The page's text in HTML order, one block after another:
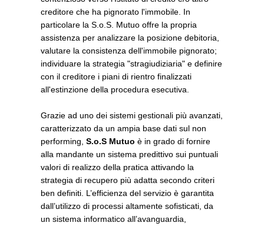
creditore che ha pignorato l'immobile. In
particolare la S.o.S. Mutuo offre la propria
assistenza per analizzare la posizione debitoria,
valutare la consistenza dell'immobile pignorato;
individuare la strategia "stragiudiziaria" e definire
con il creditore i piani di rientro finalizzati
all'estinzione della procedura esecutiva.
Grazie ad uno dei sistemi gestionali più avanzati,
caratterizzato da un ampia base dati sul non
performing, S.o.S Mutuo è in grado di fornire
alla mandante un sistema predittivo sui puntuali
valori di realizzo della pratica attivando la
strategia di recupero più adatta secondo criteri
ben definiti. L’efficienza del servizio è garantita
dall’utilizzo di processi altamente sofisticati, da
un sistema informatico all’avanguardia,